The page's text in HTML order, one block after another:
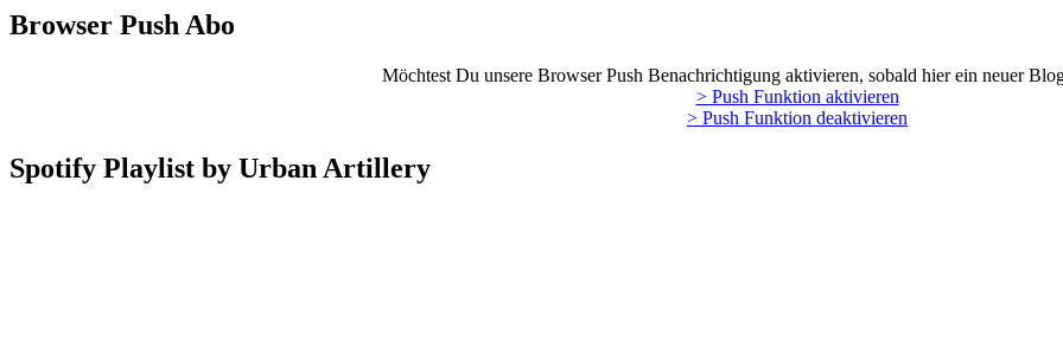
Browser Push Abo
Möchtest Du unsere Browser Push Benachrichtigung aktivieren, sobald hier ein neuer
> Push Funktion aktivieren
> Push Funktion deaktivieren
Spotify Playlist by Urban Artillery